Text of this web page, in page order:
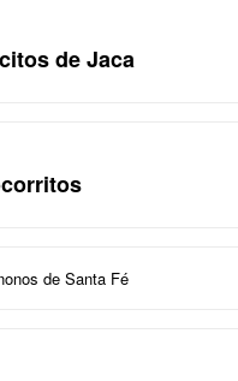
de Jaca
de Santa Fé